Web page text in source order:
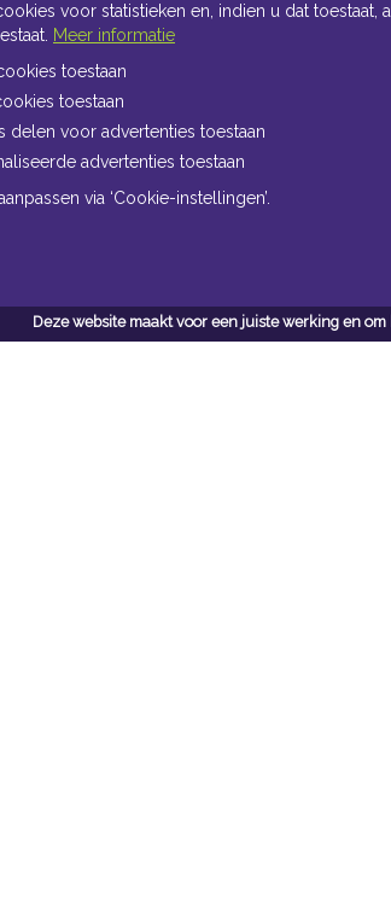
Deze website maakt voor een juiste werking en
voor statistieken en, indien u dat toestaat,
Meer informatie
toestaan
toestaan
delen voor advertenties toestaan
advertenties toestaan
via ‘Cookie-instellingen’.